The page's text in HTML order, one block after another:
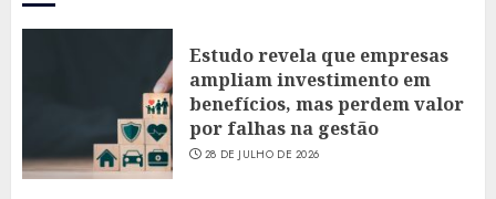
Estudo revela que empresas
ampliam investimento em
benefícios, mas perdem valor
por falhas na gestão
28 DE JULHO DE 2026